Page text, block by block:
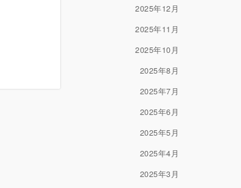
2025年12月
2025年11月
2025年10月
2025年8月
2025年7月
2025年6月
2025年5月
2025年4月
2025年3月